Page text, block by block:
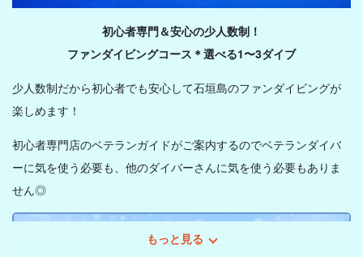
初心者専門＆安心の少人数制！
ファンダイビングコース＊選べる1〜3ダイブ
少人数制だから初心者でも安心して石垣島のファンダイビングが
楽しめます！
初心者専門店のベテランガイドがご案内するのでベテランダイバ
ーに気を使う必要も、他のダイバーさんに気を使う必要もありま
せん◎
もっと見る